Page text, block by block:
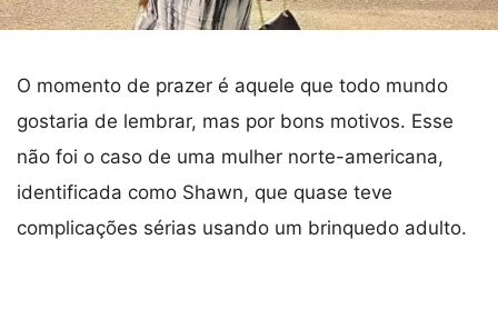
O momento de prazer é aquele que todo mundo
gostaria de lembrar, mas por bons motivos. Esse
não foi o caso de uma mulher norte-americana,
identificada como Shawn, que quase teve
complicações sérias usando um brinquedo adulto.